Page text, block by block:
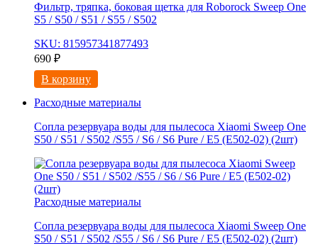
Фильтр, тряпка, боковая щетка для Roborock Sweep One
S5 / S50 / S51 / S55 / S502
SKU: 815957341877493
690 ₽
В корзину
Расходные материалы
Сопла резервуара воды для пылесоса Xiaomi Sweep One
S50 / S51 / S502 /S55 / S6 / S6 Pure / E5 (E502-02) (2шт)
Расходные материалы
Сопла резервуара воды для пылесоса Xiaomi Sweep One
S50 / S51 / S502 /S55 / S6 / S6 Pure / E5 (E502-02) (2шт)